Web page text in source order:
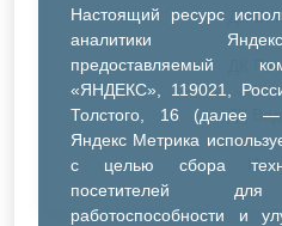
Настоящий ресурс
аналитики
предоставляемый
«ЯНДЕКС», 119021,
Толстого, 16 (далее —
Яндекс Метрика
с целью сбора
посетителей для
работоспособности и
ДК
ДК
ДК